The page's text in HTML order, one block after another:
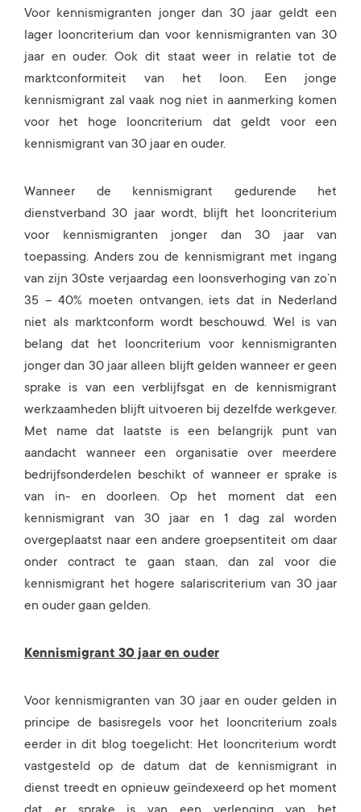
Voor kennismigranten jonger dan 30 jaar geldt een
lager looncriterium dan voor kennismigranten van 30
jaar en ouder. Ook dit staat weer in relatie tot de
marktconformiteit van het loon. Een jonge
kennismigrant zal vaak nog niet in aanmerking komen
voor het hoge looncriterium dat geldt voor een
kennismigrant van 30 jaar en ouder.
Wanneer de kennismigrant gedurende het
dienstverband 30 jaar wordt, blijft het looncriterium
voor kennismigranten jonger dan 30 jaar van
toepassing. Anders zou de kennismigrant met ingang
van zijn 30ste verjaardag een loonsverhoging van zo’n
35 – 40% moeten ontvangen, iets dat in Nederland
niet als marktconform wordt beschouwd. Wel is van
belang dat het looncriterium voor kennismigranten
jonger dan 30 jaar alleen blijft gelden wanneer er geen
sprake is van een verblijfsgat en de kennismigrant
werkzaamheden blijft uitvoeren bij dezelfde werkgever.
Met name dat laatste is een belangrijk punt van
aandacht wanneer een organisatie over meerdere
bedrijfsonderdelen beschikt of wanneer er sprake is
van in- en doorleen. Op het moment dat een
kennismigrant van 30 jaar en 1 dag zal worden
overgeplaatst naar een andere groepsentiteit om daar
onder contract te gaan staan, dan zal voor die
kennismigrant het hogere salariscriterium van 30 jaar
en ouder gaan gelden.
Kennismigrant 30 jaar en ouder
Voor kennismigranten van 30 jaar en ouder gelden in
principe de basisregels voor het looncriterium zoals
eerder in dit blog toegelicht: Het looncriterium wordt
vastgesteld op de datum dat de kennismigrant in
dienst treedt en opnieuw geïndexeerd op het moment